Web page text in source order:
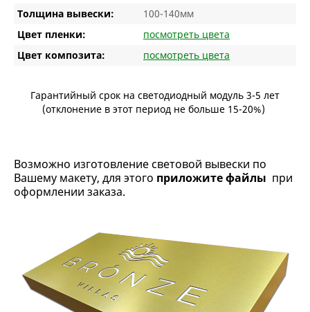
Толщина вывески:
100-140мм
Цвет пленки:
посмотреть цвета
Цвет композита:
посмотреть цвета
Гарантийный срок на светодиодный модуль 3-5 лет
(отклонение в этот период не больше 15-20%)
Возможно изготовление световой вывески по
Вашему макету, для этого приложите файлы при
оформлении заказа.